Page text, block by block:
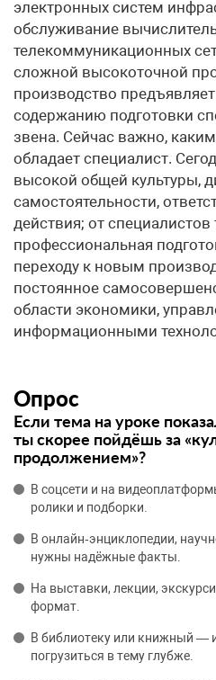
электронных систем
обслуживание
телекоммуникационных
сложной высокоточной
производство
содержанию подготовки
звена. Сейчас важно,
обладает специалист.
высокой общей культуры,
самостоятельности,
действия; от
профессиональная
переходу к новым
постоянное
области экономики,
информационными
Опрос
Если тема на уроке
ты скорее пойдёшь за
продолжением»?
В соцсети и на
ролики и подборки.
В онлайн‑энциклопедии,
нужны надёжные факты.
На выставки, лекции,
формат.
В библиотеку или книжный —
погрузиться в тему глубже.